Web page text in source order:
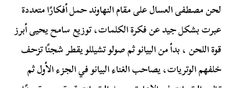
لحن مصطفى العسال على مقام النهاوند حمل أفكارًا متعددة
عبرت بشكل جيد عن فكرة الكلمات، توزيع سامح يحيى أبرز
قوة اللحن ، بدأ من البيانو ثم صولو تشيللو يقطر شجنًا تزحف
خلفهم الوتريات، يصاحب الغناء البيانو في الجزء الأول ثم